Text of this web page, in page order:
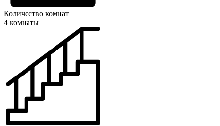
Количество комнат
4 комнаты